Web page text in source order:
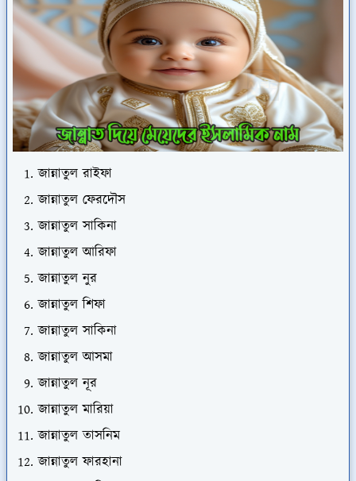
জান্নাতুল রাইফা
জান্নাতুল ফেরদৌস
জান্নাতুল সাকিনা
জান্নাতুল আরিফা
জান্নাতুল নুর
জান্নাতুল শিফা
জান্নাতুল সাকিনা
জান্নাতুল আসমা
জান্নাতুল নূর
জান্নাতুল মারিয়া
জান্নাতুল তাসনিম
জান্নাতুল ফারহানা